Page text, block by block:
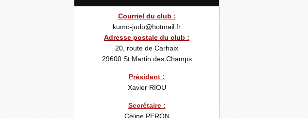
Courriel du club :
kumo-judo@hotmail.fr
Adresse postale du club :
20, route de Carhaix
29600St Martin des Champs
Président :
Xavier RIOU
Secrétaire :
Céline PERON